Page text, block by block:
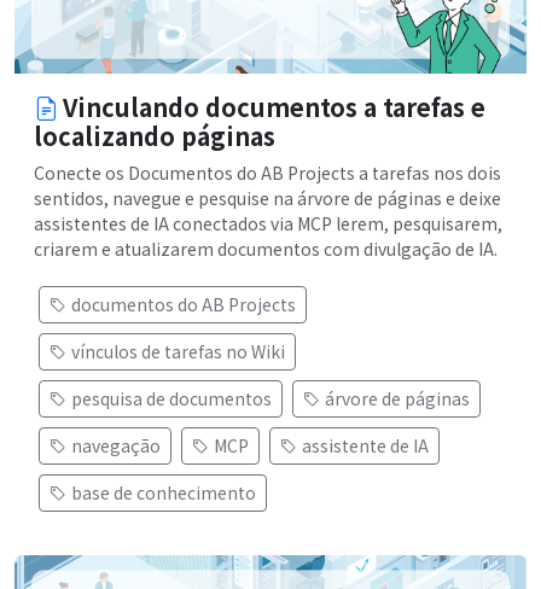
Vinculando documentos a tarefas e
localizando páginas
Conecte os Documentos do AB Projects a tarefas nos dois
sentidos, navegue e pesquise na árvore de páginas e deixe
assistentes de IA conectados via MCP lerem, pesquisarem,
criarem e atualizarem documentos com divulgação de IA.
documentos do AB Projects
vínculos de tarefas no Wiki
pesquisa de documentos
árvore de páginas
navegação
MCP
assistente de IA
base de conhecimento